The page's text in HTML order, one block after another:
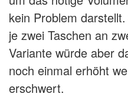
kein Problem
je zwei Taschen an
Variante würde aber
noch einmal erhöht
erschwert.